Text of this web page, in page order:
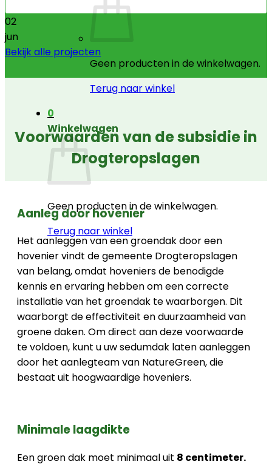
Geen producten in de winkelwagen.
Terug naar winkel
0
Winkelwagen
Geen producten in de winkelwagen.
Terug naar winkel
02
jun
Bekijk alle projecten
Voorwaarden van de subsidie in
Drogteropslagen
Aanleg door hovenier
Het aanleggen van een groendak door een
hovenier vindt de gemeente Drogteropslagen
van belang, omdat hoveniers de benodigde
kennis en ervaring hebben om een correcte
installatie van het groendak te waarborgen. Dit
waarborgt de effectiviteit en duurzaamheid van
groene daken. Om direct aan deze voorwaarde
te voldoen, kunt u uw sedumdak laten aanleggen
door het aanlegteam van NatureGreen, die
bestaat uit hoogwaardige hoveniers.
Minimale laagdikte
Een groen dak moet minimaal uit 8 centimeter.